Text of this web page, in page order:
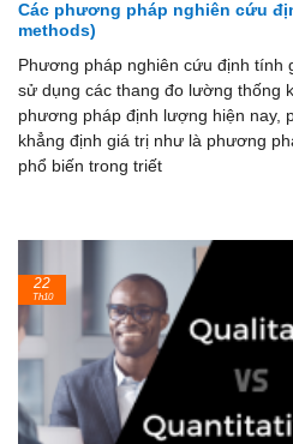
Các phương pháp nghiên cứu
methods)
Phương pháp nghiên cứu định tính
sử dụng các thang đo lường thống
phương pháp định lượng hiện nay,
khẳng định giá trị như là phương
phổ biến trong triết
22
Th10